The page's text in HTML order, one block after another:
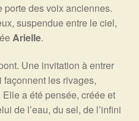
porte des voix anciennes.
suspendue entre le ciel,
Arielle.
Une invitation à entrer
les rivages,
a été pensée, créée et
de l’eau, du sel, de l’infini